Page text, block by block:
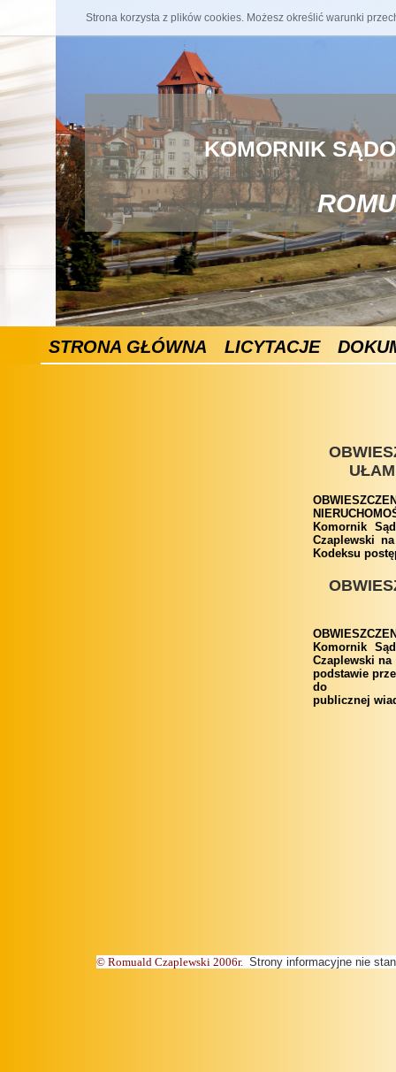
STRONA GŁÓWNA LICYTACJE
KOMORNIK
Komornik
Czaplewski
Kodeksu
Komornik
Czaplewski na
podstawie
do
publicznej
© Romuald Czaplewski 2006r. Strony informacyjne nie
Strona korzysta z plików cookies. Możesz określić warunki